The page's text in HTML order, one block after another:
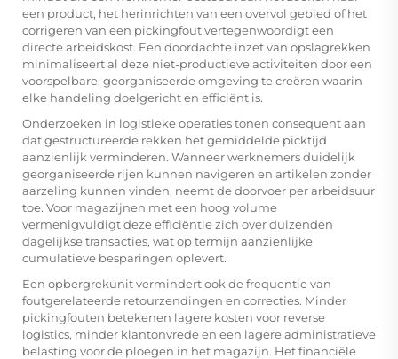
een product, het herinrichten van een overvol gebied of het
corrigeren van een pickingfout vertegenwoordigt een
directe arbeidskost. Een doordachte inzet van opslagrekken
minimaliseert al deze niet-productieve activiteiten door een
voorspelbare, georganiseerde omgeving te creëren waarin
elke handeling doelgericht en efficiënt is.
Onderzoeken in logistieke operaties tonen consequent aan
dat gestructureerde rekken het gemiddelde picktijd
aanzienlijk verminderen. Wanneer werknemers duidelijk
georganiseerde rijen kunnen navigeren en artikelen zonder
aarzeling kunnen vinden, neemt de doorvoer per arbeidsuur
toe. Voor magazijnen met een hoog volume
vermenigvuldigt deze efficiëntie zich over duizenden
dagelijkse transacties, wat op termijn aanzienlijke
cumulatieve besparingen oplevert.
Een opbergrekunit vermindert ook de frequentie van
foutgerelateerde retourzendingen en correcties. Minder
pickingfouten betekenen lagere kosten voor reverse
logistics, minder klantonvrede en een lagere administratieve
belasting voor de ploegen in het magazijn. Het financiële